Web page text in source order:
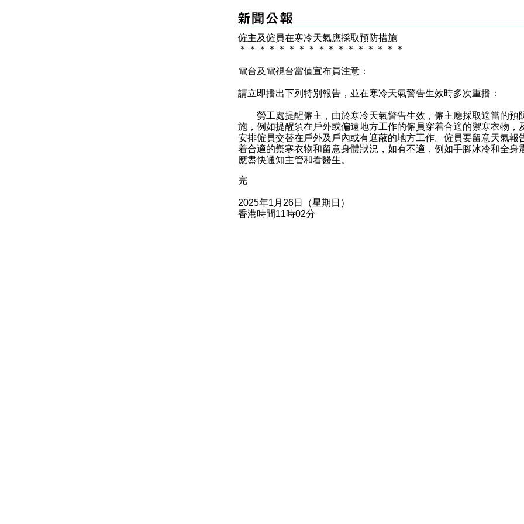
僱主及僱員在寒冷天氣應採取預防措施
＊
＊ ＊ ＊ ＊ ＊ ＊ ＊ ＊ ＊ ＊ ＊ ＊ ＊ ＊ ＊ ＊
電台及電視台當值宣布員注意：
請立即播出下列特別報告，並在寒冷天氣警告生效時多次重播：
勞工處提醒僱主，由於寒冷天氣警告生效，僱主應採取適當的預
施，例如提醒須在戶外或偏遠地方工作的僱員穿着合適的禦寒衣物，
安排僱員交替在戶外及戶內或有遮蔽的地方工作。僱員要留意天氣報
着合適的禦寒衣物和留意身體狀況，如有不適，例如手腳冰冷和全身
應盡快通知主管和看醫生。
完
2025年1月26日（星期日）
香港時間11時02分